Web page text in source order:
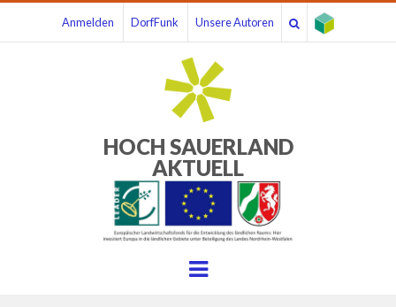
Anmelden DorfFunk Unsere Autoren
HOCH SAUERLAND
AKTUELL
Menu